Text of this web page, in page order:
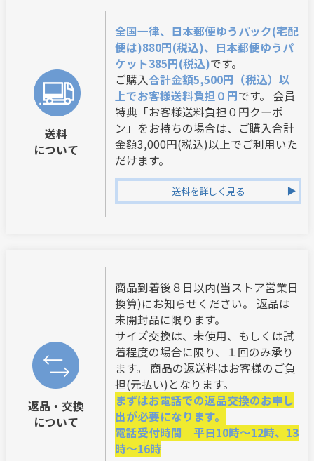
送料
について
全国一律、日本郵便ゆうパック(宅配
便は)880円(税込)、日本郵便ゆうパ
ケット385円(税込)です。
ご購入合計金額5,500円（税込）以
上でお客様送料負担０円です。 会員
特典「お客様送料負担０円クーポ
ン」をお持ちの場合は、ご購入合計
金額3,000円(税込)以上でご利用いた
だけます。
送料を詳しく見る
返品・交換
について
商品到着後８日以内(当ストア営業日
換算)にお知らせください。 返品は
未開封品に限ります。
サイズ交換は、未使用、もしくは試
着程度の場合に限り、１回のみ承り
ます。 商品の返送料はお客様のご負
担(元払い)となります。
まずはお電話での返品交換のお申し
出が必要になります。
電話受付時間 平日10時～12時、13
時～16時